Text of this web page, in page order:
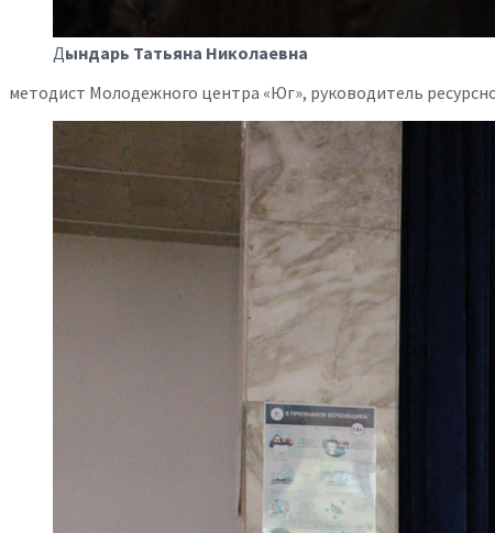
Дындарь Татьяна Николаевна
методист Молодежного центра «Юг», руководитель